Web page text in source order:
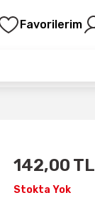
Favorilerim
142,00 TL
Stokta Yok